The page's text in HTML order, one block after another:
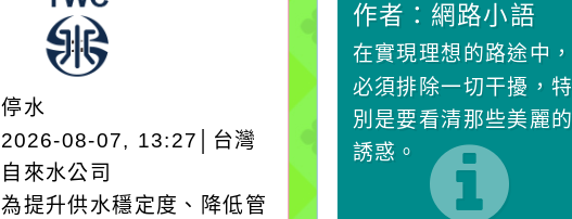
停水
2026-08-07, 13:27│台灣
自來水公司
為提升供水穩定度、降低管
作者：網路小語
一杯清水因滴入一滴污
在而變清澈。
作者：網路小語
在實現理想的路途中，
必須排除一切干擾，特
別是要看清那些美麗的
誘惑。